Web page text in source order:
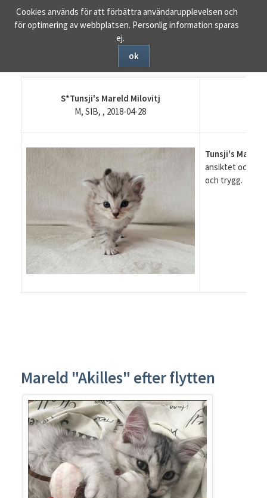
Ta
bort
S*Tunsji's Mareld Milovitj
M, SIB, , 2018-04-28
Tunsji's
ansiktet och
och trygg.
Mareld "Akilles" efter flytten
Cookies används för att förbättra användarupplevelsen och
för optimering av webbplatsen. Personlig information sparas
ej.
ok